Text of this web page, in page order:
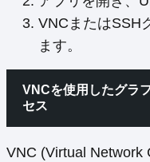
VNCまたはSSH
ます。
VNCを使用したグラ
セス
VNC (Virtual Network